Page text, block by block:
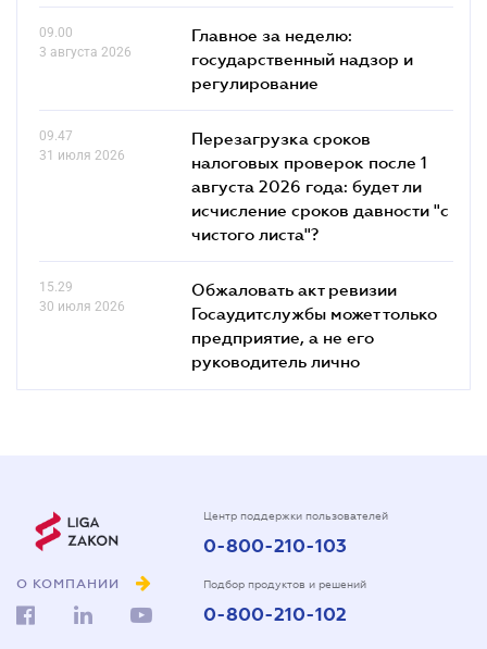
09.00
3 августа 2026
Главное за неделю:
государственный надзор и
регулирование
09.47
31 июля 2026
Перезагрузка сроков
налоговых проверок после 1
августа 2026 года: будет ли
исчисление сроков давности "с
чистого листа"?
15.29
30 июля 2026
Обжаловать акт ревизии
Госаудитслужбы может только
предприятие, а не его
руководитель лично
О КОМПАНИИ
Центр поддержки пользователей
0-800-210-103
Подбор продуктов и решений
0-800-210-102